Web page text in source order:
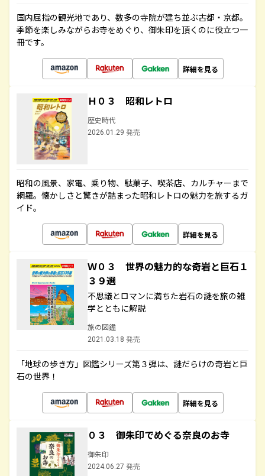
国内屈指の観光地であり、数多の寺院が建ち並ぶ古都・京都。
季節を楽しみながらお寺をめぐり、御朱印を頂くのに役立つ一
冊です。
詳細を見る
Ｈ０３ 昭和レトロ
歴史時代
2026.01.29 発売
昭和の風景、家電、乗り物、駄菓子、喫茶店、カルチャーまで
網羅。懐かしさと驚きが詰まった昭和レトロの魅力を旅するガ
イド。
詳細を見る
Ｗ０３ 世界の魅力的な奇岩と巨石１
３９選
不思議とロマンに満ちた岩石の謎を旅の雑
学とともに解説
旅の図鑑
2021.03.18 発売
「地球の歩き方」図鑑シリーズ第３弾は、謎だらけの奇岩と巨
石の世界！
詳細を見る
０３ 御朱印でめぐる奈良のお寺
御朱印
2024.06.27 発売